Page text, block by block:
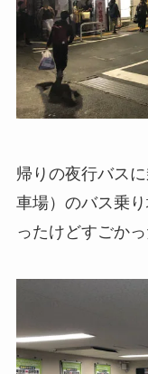
帰りの夜行バス
車場）のバス乗
ったけどすごかっ